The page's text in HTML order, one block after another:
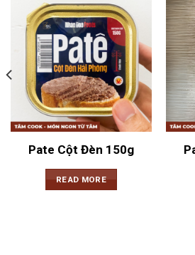
Pate Cột Đèn 150g
READ MORE